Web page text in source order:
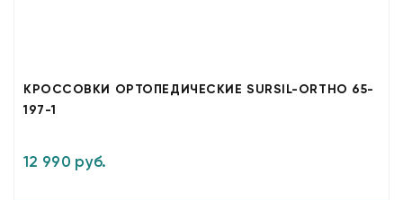
КРОССОВКИ ОРТОПЕДИЧЕСКИЕ SURSIL-ORTHO 65-
197-1
12 990 руб.